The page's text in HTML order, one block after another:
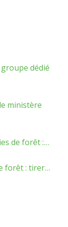
dédié
ministère
de forêt :…
forêt : tirer…